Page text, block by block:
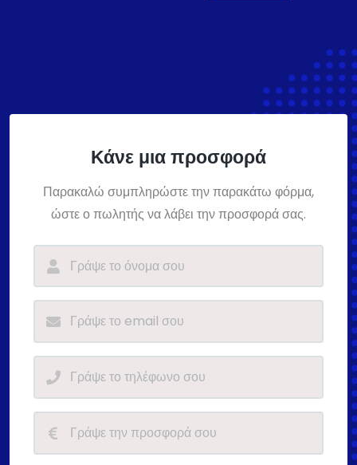
Κάνε μια προσφορά
Παρακαλώ συμπληρώστε την παρακάτω φόρμα,
ώστε ο πωλητής να λάβει την προσφορά σας.